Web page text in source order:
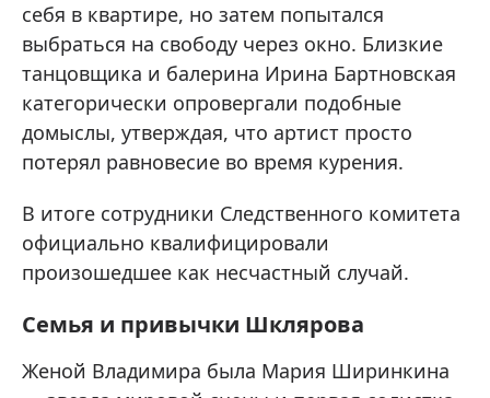
себя в квартире, но затем попытался
выбраться на свободу через окно. Близкие
танцовщика и балерина Ирина Бартновская
категорически опровергали подобные
домыслы, утверждая, что артист просто
потерял равновесие во время курения.
В итоге сотрудники Следственного комитета
официально квалифицировали
произошедшее как несчастный случай.
Семья и привычки Шклярова
Женой Владимира была Мария Ширинкина